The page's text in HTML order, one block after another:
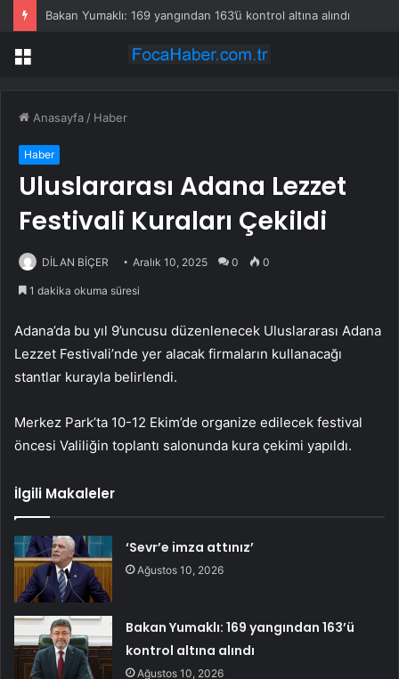
Bakan Yumaklı: 169 yangından 163’ü kontrol altına alındı
Menü
Anasayfa / Haber
Haber
Uluslararası Adana Lezzet
Festivali Kuraları Çekildi
DİLAN BİÇER Aralık 10, 2025 0 0
1 dakika okuma süresi
Adana’da bu yıl 9’uncusu düzenlenecek Uluslararası Adana
Lezzet Festivali’nde yer alacak firmaların kullanacağı
stantlar kurayla belirlendi.
Merkez Park’ta 10-12 Ekim’de organize edilecek festival
öncesi Valiliğin toplantı salonunda kura çekimi yapıldı.
İlgili Makaleler
‘Sevr’e imza attınız’
Ağustos 10, 2026
Bakan Yumaklı: 169 yangından 163’ü
kontrol altına alındı
Ağustos 10, 2026